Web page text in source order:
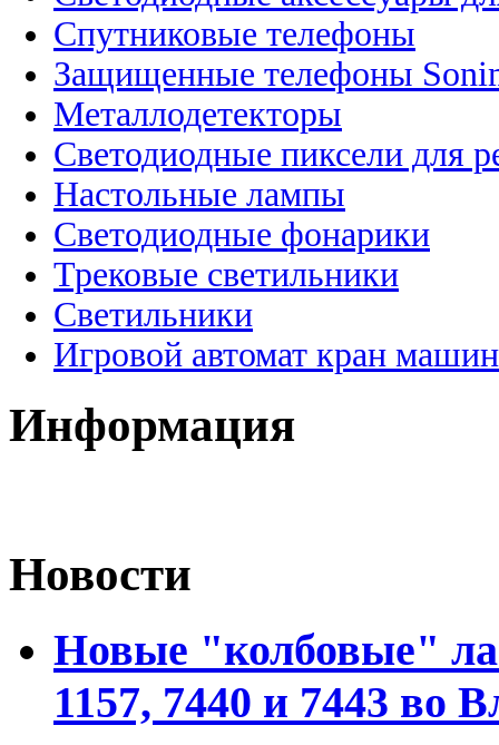
Спутниковые телефоны
Защищенные телефоны
Металлодетекторы
Светодиодные пиксели для
Настольные лампы
Светодиодные фонарики
Трековые светильники
Светильники
Игровой автомат кран
Информация
Новости
Новые "колбовые"
1157, 7440 и 7443 во